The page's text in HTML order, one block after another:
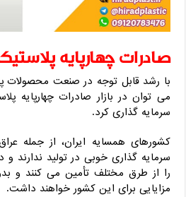
صادرات چهارپایه
با رشد قابل توجه در صنعت محصولات
می توان در بازار صادرات چهارپایه
سرمایه گذاری کرد.
کشورهای همسایه ایران، از جمله
سرمایه گذاری خوبی در تولید ندارند و
را از طرق مختلف تأمین می کنند و
مزایایی برای این کشور خواهند داشت.